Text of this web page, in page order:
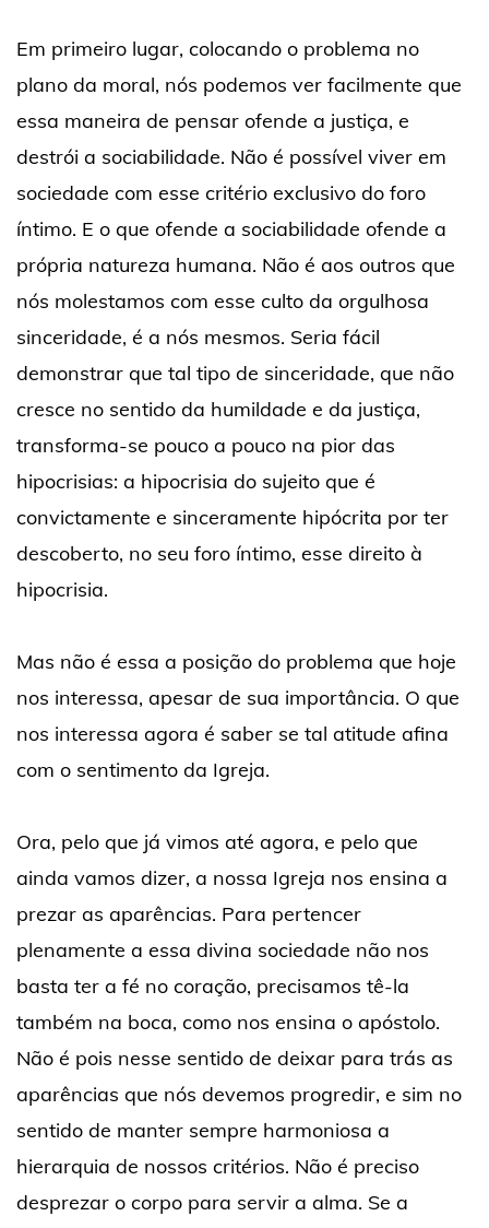
Em primeiro lugar, colocando o problema no
plano da moral, nós podemos ver facilmente que
essa maneira de pensar ofende a justiça, e
destrói a sociabilidade. Não é possível viver em
sociedade com esse critério exclusivo do foro
íntimo. E o que ofende a sociabilidade ofende a
própria natureza humana. Não é aos outros que
nós molestamos com esse culto da orgulhosa
sinceridade, é a nós mesmos. Seria fácil
demonstrar que tal tipo de sinceridade, que não
cresce no sentido da humildade e da justiça,
transforma-se pouco a pouco na pior das
hipocrisias: a hipocrisia do sujeito que é
convictamente e sinceramente hipócrita por ter
descoberto, no seu foro íntimo, esse direito à
hipocrisia.
Mas não é essa a posição do problema que hoje
nos interessa, apesar de sua importância. O que
nos interessa agora é saber se tal atitude afina
com o sentimento da Igreja.
Ora, pelo que já vimos até agora, e pelo que
ainda vamos dizer, a nossa Igreja nos ensina a
prezar as aparências. Para pertencer
plenamente a essa divina sociedade não nos
basta ter a fé no coração, precisamos tê-la
também na boca, como nos ensina o apóstolo.
Não é pois nesse sentido de deixar para trás as
aparências que nós devemos progredir, e sim no
sentido de manter sempre harmoniosa a
hierarquia de nossos critérios. Não é preciso
desprezar o corpo para servir a alma. Se a